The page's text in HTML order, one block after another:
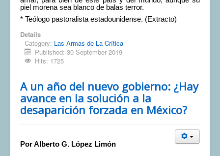
piel morena sea blanco de balas terror.
* Teólogo pastoralista estadounidense. (Extracto)
Details
Category: Las Armas de La Crítica
Published: 30 September 2019
Hits: 1725
A un año del nuevo gobierno: ¿Hay
avance en la solución a la
desaparición forzada en México?
Por Alberto G. López Limón